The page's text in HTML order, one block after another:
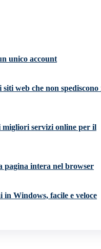
unico account
web che non spediscono
migliori servizi online per il
pagina intera nel browser
Windows, facile e veloce